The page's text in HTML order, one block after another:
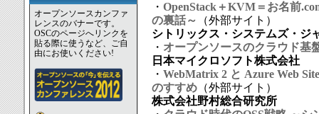
オープンソースカンファ
レンスのバナーです。
OSCのページへリンクを
貼る際に使うなど、ご自
由にお使いください!
・ OpenStack＋KVM＝お名前
の裏話～
（外部サイト）
シトリックス・システムズ・ジ
・ オープンソースのクラウド基
日本マイクロソフト株式会社
・ WebMatrix 2 と Azure Web
のすすめ （外部サイト）
株式会社野村総合研究所